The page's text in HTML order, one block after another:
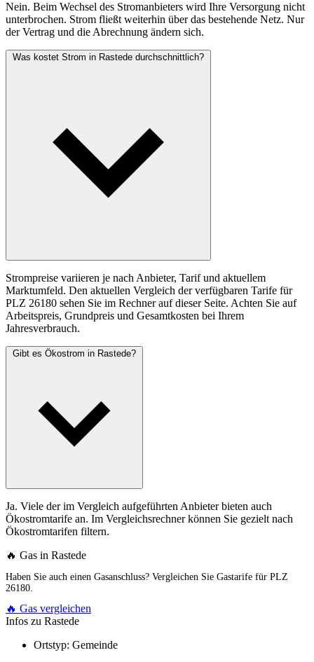
Nein. Beim Wechsel des Stromanbieters wird Ihre Versorgung nicht
unterbrochen. Strom fließt weiterhin über das bestehende Netz. Nur
der Vertrag und die Abrechnung ändern sich.
Was kostet Strom in Rastede durchschnittlich?
Strompreise variieren je nach Anbieter, Tarif und aktuellem
Marktumfeld. Den aktuellen Vergleich der verfügbaren Tarife für
PLZ 26180 sehen Sie im Rechner auf dieser Seite. Achten Sie auf
Arbeitspreis, Grundpreis und Gesamtkosten bei Ihrem
Jahresverbrauch.
Gibt es Ökostrom in Rastede?
Ja. Viele der im Vergleich aufgeführten Anbieter bieten auch
Ökostromtarife an. Im Vergleichsrechner können Sie gezielt nach
Ökostromtarifen filtern.
🔥 Gas in Rastede
Haben Sie auch einen Gasanschluss? Vergleichen Sie Gastarife für PLZ
26180.
🔥 Gas vergleichen
Infos zu Rastede
Ortstyp: Gemeinde